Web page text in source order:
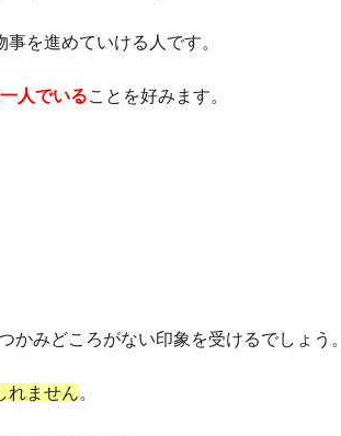
を進めていける人です。
人でいることを好みます。
みどころがない印象を受けるでしょう。
れません。